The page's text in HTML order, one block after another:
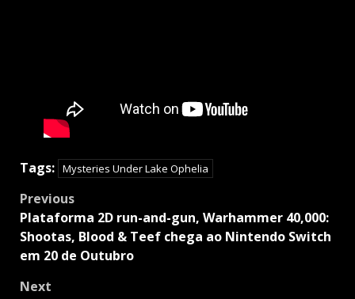
Tags: Mysteries Under Lake Ophelia
Post
navigation
Previous
Plataforma 2D run-and-gun, Warhammer 40,000:
Shootas, Blood & Teef chega ao Nintendo Switch
em 20 de Outubro
Next